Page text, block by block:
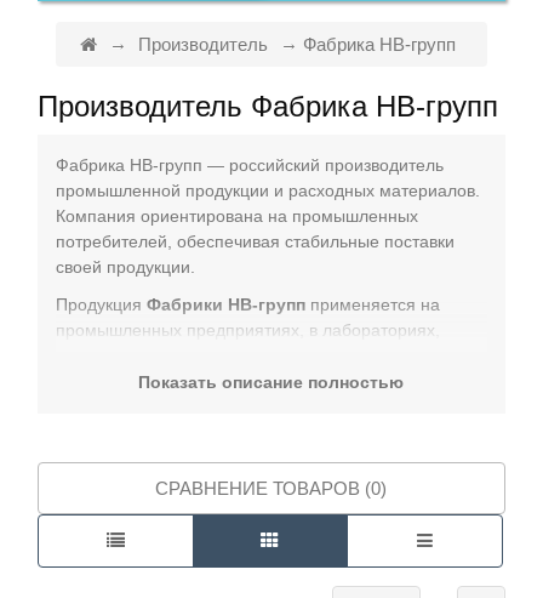
Контакты
Производитель Фабрика НВ-групп
Производитель Фабрика НВ-групп
Фабрика НВ-групп — российский производитель
промышленной продукции и расходных материалов.
Компания ориентирована на промышленных
потребителей, обеспечивая стабильные поставки
своей продукции.
ПродукцияФабрики НВ-групп применяется на
промышленных предприятиях, в лабораториях,
государственных структурах, удовлетворяя
КИП-Лабс — официальный поставщик оборудования
с гарантией от производителя. Доставка по всей
России, участвуем в тендерах по 44-ФЗ, 223-ФЗ и
275-ФЗ.
Показать описание полностью
СРАВНЕНИЕ ТОВАРОВ (0)